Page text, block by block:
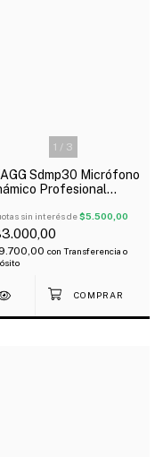
1 / 3
Sdmp30 Micrófono
Profesional
sin interés de$5.500,00
con Transferencia o